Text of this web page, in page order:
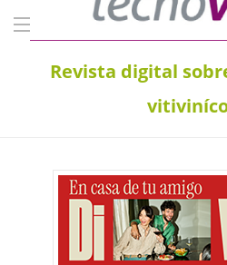
Revista digital